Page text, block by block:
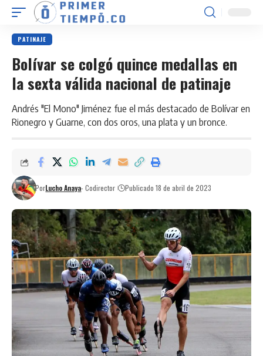
PATINAJE
Bolívar se colgó quince medallas en
la sexta válida nacional de patinaje
Andrés "El Mono" Jiménez fue el más destacado de Bolívar en
Rionegro y Guarne, con dos oros, una plata y un bronce.
PorLucho Anaya- Codirector Publicado 18 de abril de 2023